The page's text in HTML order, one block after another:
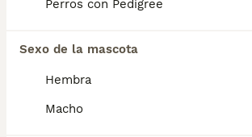
Perros con Pedigree
Sexo de la mascota
Hembra
Macho
¿Es bueno tener un pastor